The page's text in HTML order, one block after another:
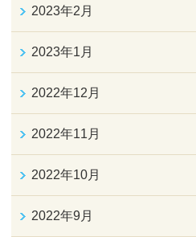
2023年2月
2023年1月
2022年12月
2022年11月
2022年10月
2022年9月